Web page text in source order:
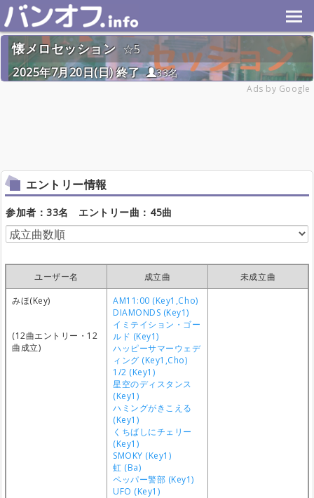
懐メロセッション
5
2025年7月20日(日) 終了
33名
Ads by Google
エントリー情報
参加者：33名 エントリー曲：45曲
ユーザー名 成立曲
未成立曲
みほ(Key)
(12曲エントリー・12
曲成立)
AM11:00 (Key1,Cho)
DIAMONDS (Key1)
イミテイション・ゴー
ルド (Key1)
ハッピーサマーウェデ
ィング (Key1,Cho)
1/2 (Key1)
星空のディスタンス
(Key1)
ハミングがきこえる
(Key1)
くちばしにチェリー
(Key1)
SMOKY (Key1)
虹 (Ba)
ペッパー警部 (Key1)
UFO (Key1)